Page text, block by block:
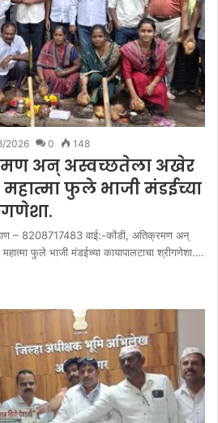
2026 0 148
अन् अस्वच्छतेला अखेर
महात्मा फुले भाजी मंडईच्या
– 8208717483 वाई:-कोंडी, अतिक्रमण अन्
फुले भाजी मंडईच्या कायापालटाचा श्रीगणेशा.…